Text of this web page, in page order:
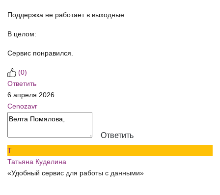
Поддержка не работает в выходные
В целом:
Сервис понравился.
(0)
Ответить
6 апреля 2026
Cenozavr
Ответить
Т
Татьяна Куделина
«Удобный сервис для работы с данными»